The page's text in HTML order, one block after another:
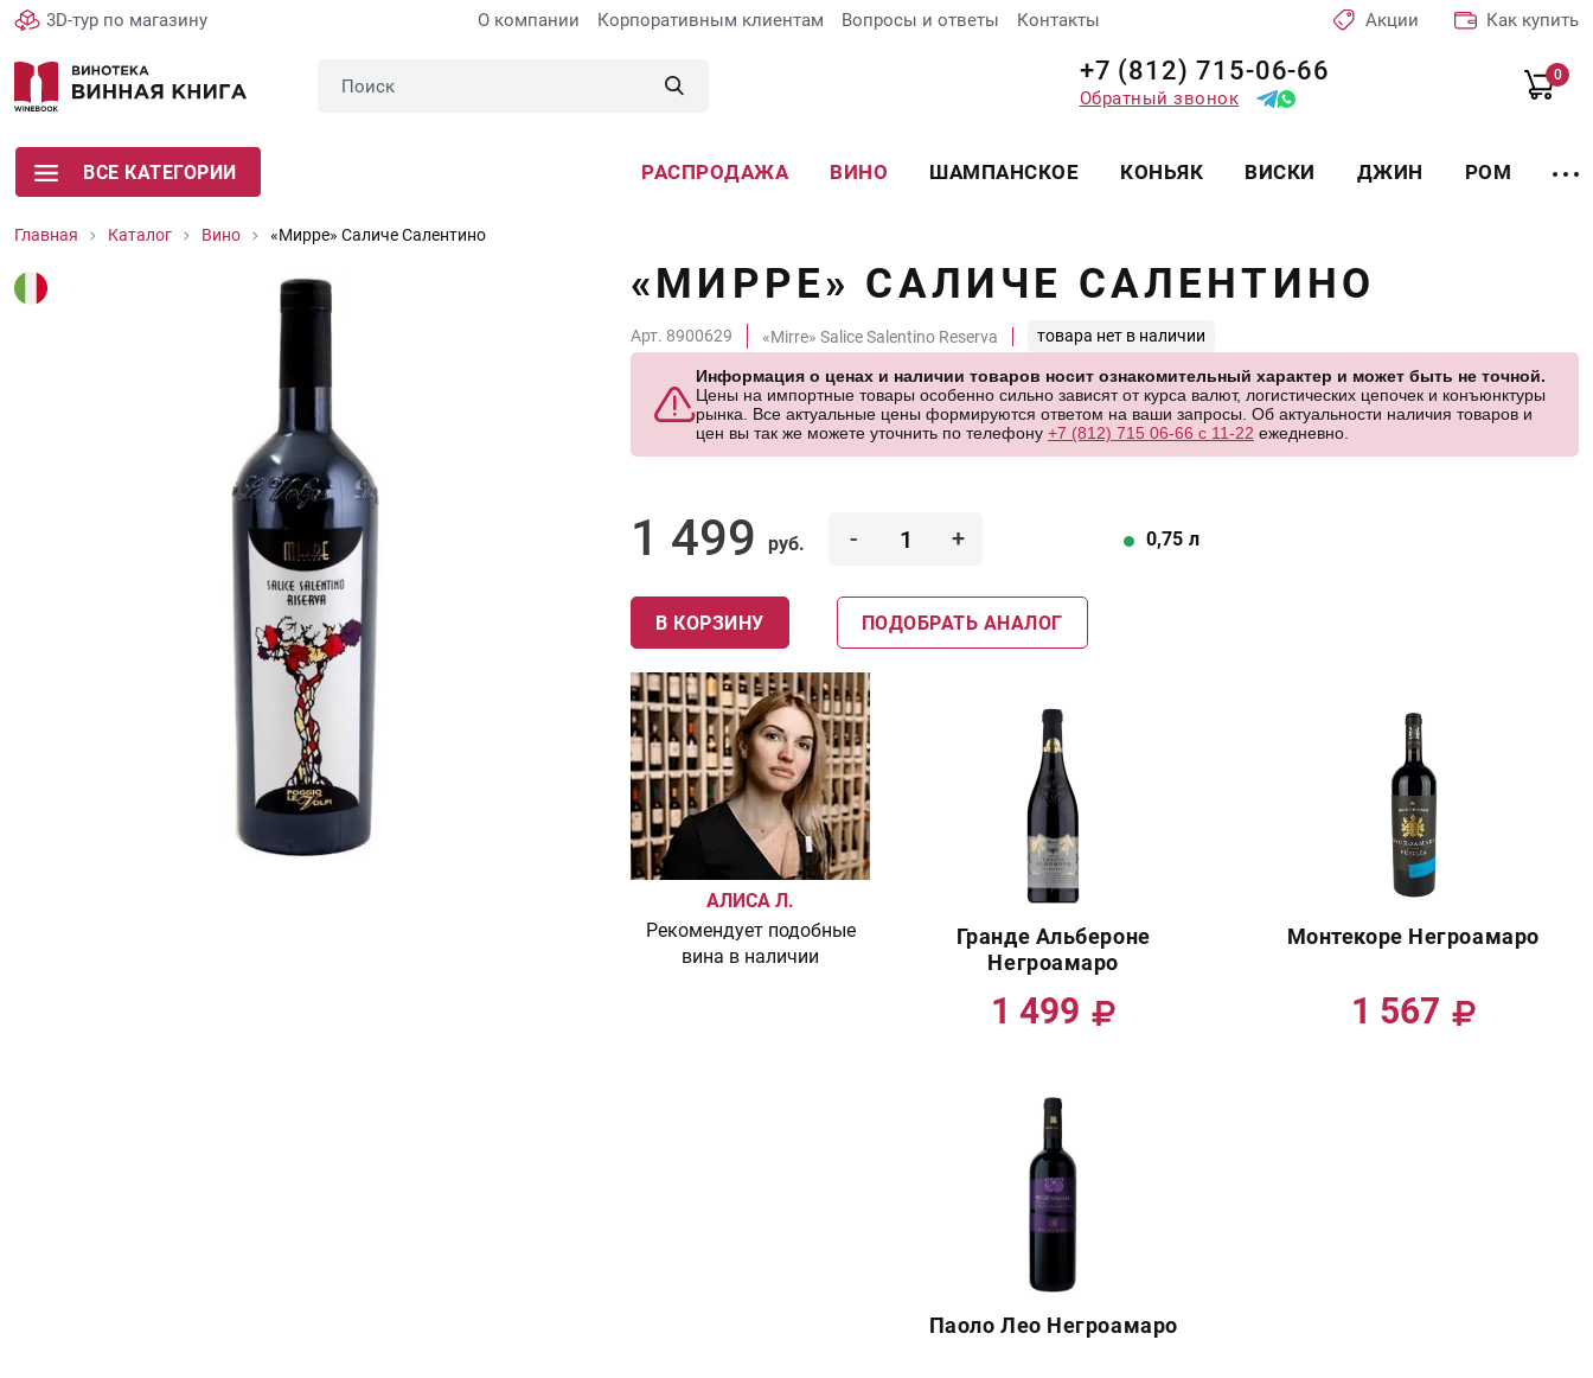
3D-тур по магазину О компании Корпоративным клиентам Вопросы и ответы Контакты Акции Как купить
+7 (812) 715-06-66
Обратный звонок
0
ВСЕ КАТЕГОРИИ РАСПРОДАЖА ВИНО ШАМПАНСКОЕ КОНЬЯК ВИСКИ ДЖИН РОМ
Главная Каталог Вино «Мирре» Саличе Салентино
«МИРРЕ» САЛИЧЕ САЛЕНТИНО
Арт. 8900629 «Mirre» Salice Salentino Reserva товара нет в наличии
Информация о ценах и наличии товаров носит ознакомительный характер и может быть не точной.
Цены на импортные товары особенно сильно зависят от курса валют, логистических цепочек и конъюнктуры
рынка. Все актуальные цены формируются ответом на ваши запросы. Об актуальности наличия товаров и
цен вы так же можете уточнить по телефону +7 (812) 715 06-66 с 11-22 ежедневно.
1 499 руб. - +
В КОРЗИНУ ПОДОБРАТЬ АНАЛОГ
0,75 л
АЛИСА Л.
Рекомендует подобные
вина в наличии
Гранде Альбероне
Негроамаро
1 499
Монтекоре Негроамаро
1 567
Паоло Лео Негроамаро